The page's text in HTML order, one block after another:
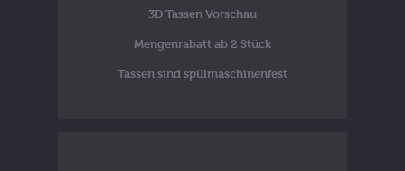
3D Tassen Vorschau
Mengenrabatt ab 2 Stück
Tassen sind spülmaschinenfest